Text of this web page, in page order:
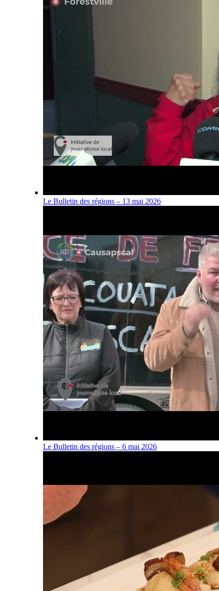
Le Bulletin des régions – 13 mai 2026
Le Bulletin des régions – 6 mai 2026